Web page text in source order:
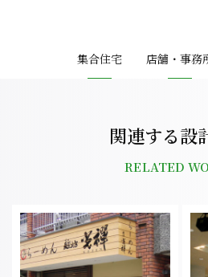
集合住宅 店舗・事務
関連する設
RELATED